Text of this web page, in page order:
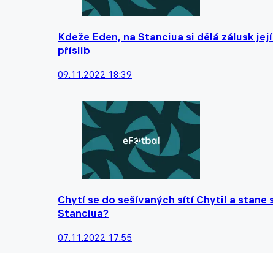
Kdeže Eden, na Stanciua si dělá zálusk
příslib
09.11.2022 18:39
Chytí se do sešívaných sítí Chytil a stane
Stanciua?
07.11.2022 17:55